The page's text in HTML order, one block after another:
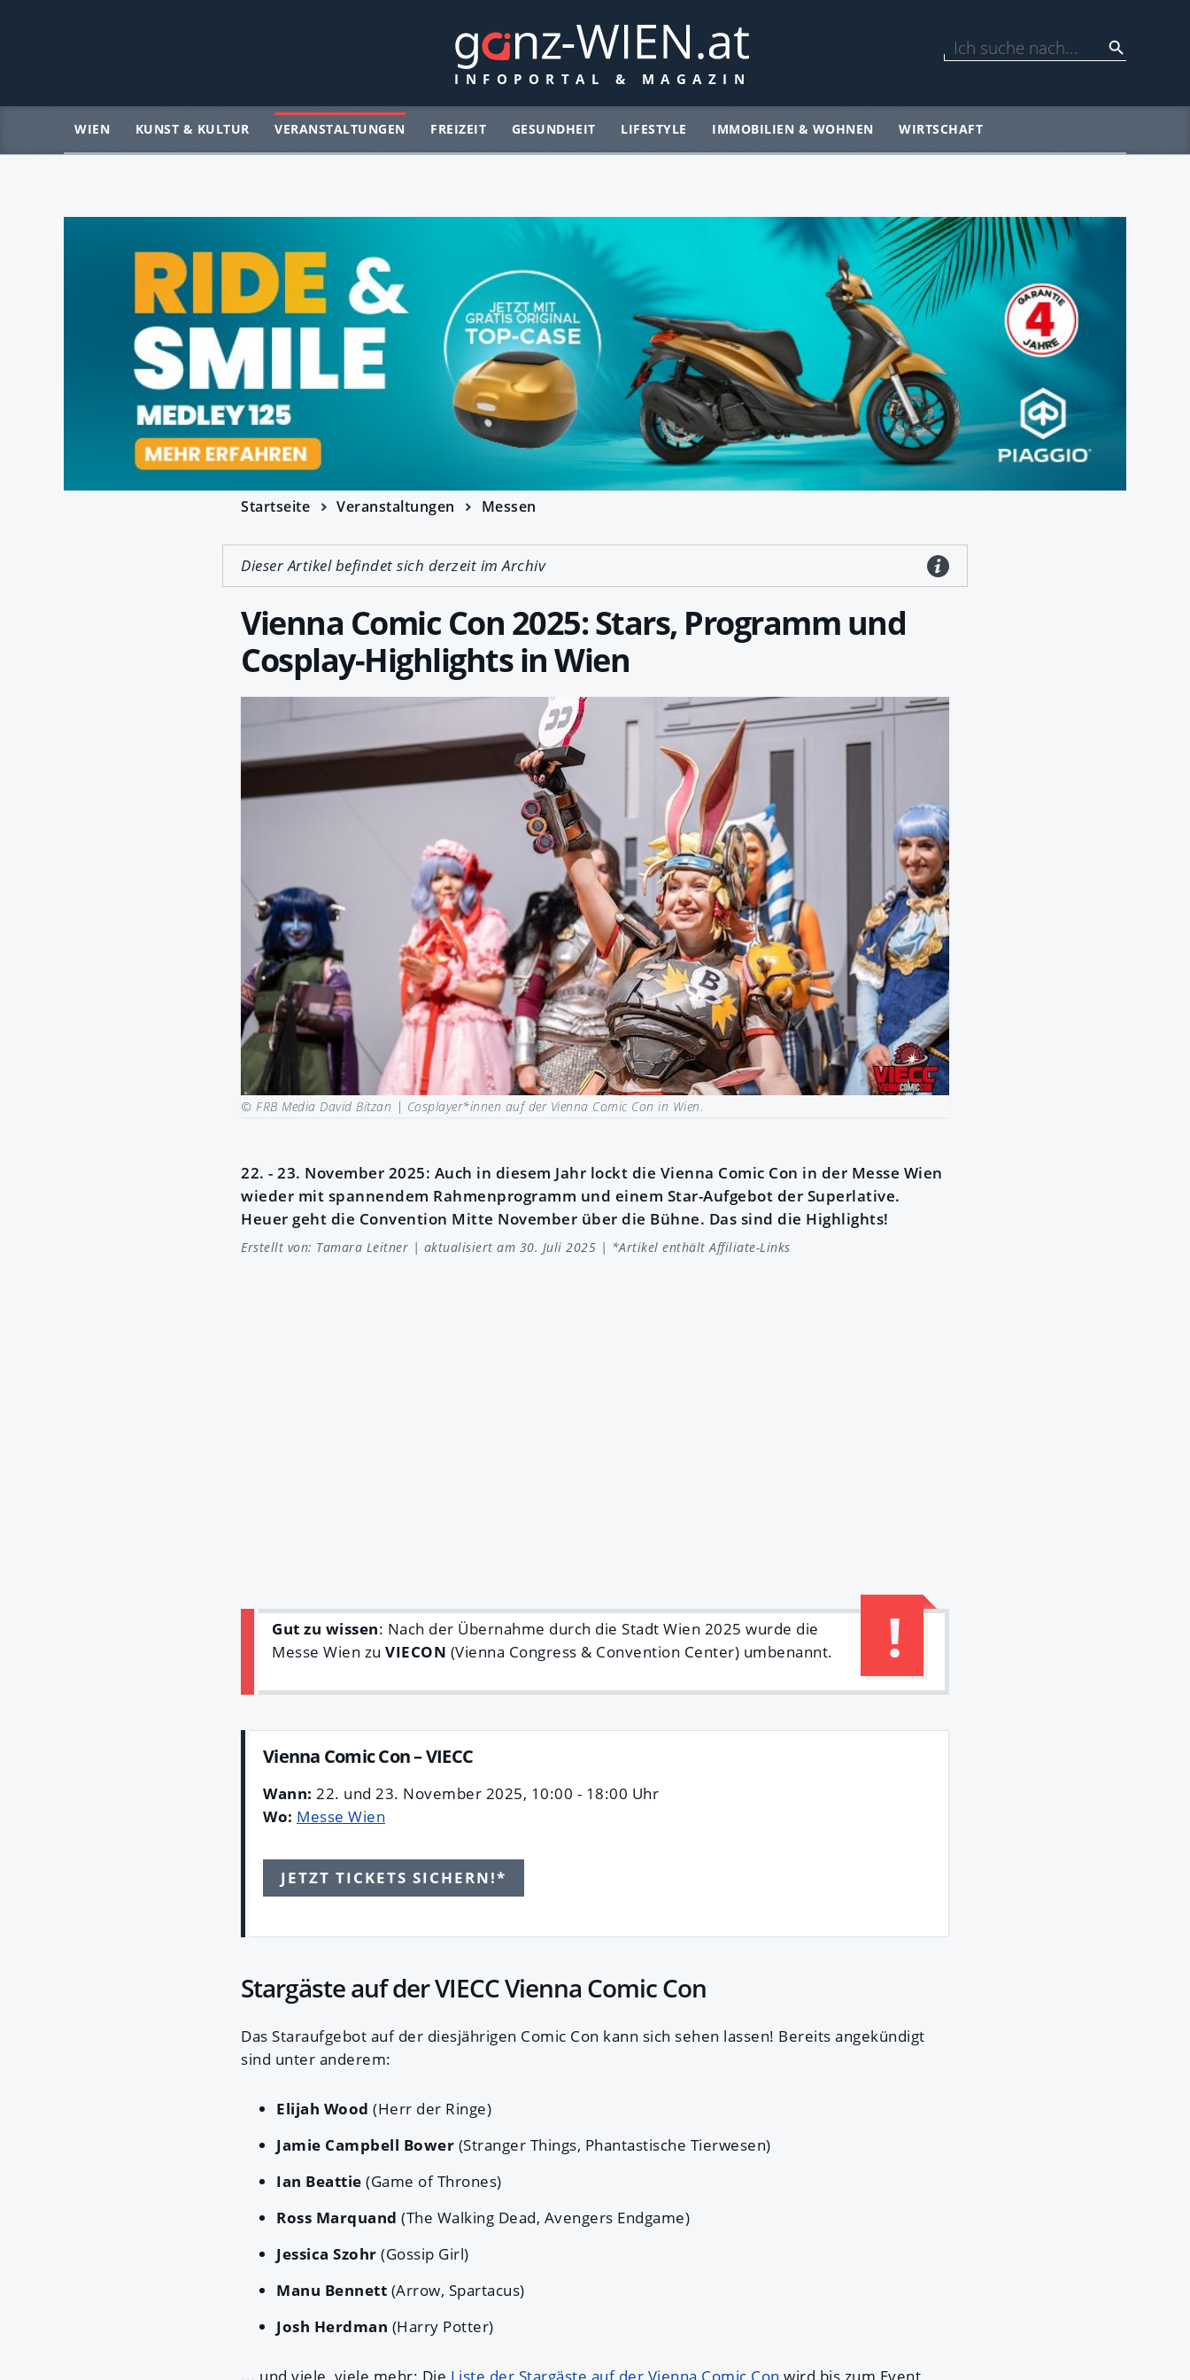
WIEN KUNST & KULTUR VERANSTALTUNGEN FREIZEIT GESUNDHEIT LIFESTYLE IMMOBILIEN & WOHNEN WIRTSCHAFT
Startseite Veranstaltungen Messen
Dieser Artikel befindet sich derzeit im Archiv
Vienna Comic Con 2025: Stars, Programm und
Cosplay-Highlights in Wien
© FRB Media David Bitzan | Cosplayer*innen auf der Vienna Comic Con in Wien.
22. - 23. November 2025: Auch in diesem Jahr lockt die Vienna Comic Con in der Messe Wien
wieder mit spannendem Rahmenprogramm und einem Star-Aufgebot der Superlative.
Heuer geht die Convention Mitte November über die Bühne. Das sind die Highlights!
Erstellt von: Tamara Leitner | aktualisiert am 30. Juli 2025 | *Artikel enthält Affiliate-Links
Gut zu wissen: Nach der Übernahme durch die Stadt Wien 2025 wurde die
Messe Wien zu VIECON (Vienna Congress & Convention Center) umbenannt.
Vienna Comic Con – VIECC
Wann: 22. und 23. November 2025, 10:00 - 18:00 Uhr
Wo: Messe Wien
JETZT TICKETS SICHERN!*
Stargäste auf der VIECC Vienna Comic Con
Das Staraufgebot auf der diesjährigen Comic Con kann sich sehen lassen! Bereits angekündigt
sind unter anderem:
Elijah Wood (Herr der Ringe)
Jamie Campbell Bower (Stranger Things, Phantastische Tierwesen)
Ian Beattie (Game of Thrones)
Ross Marquand (The Walking Dead, Avengers Endgame)
Jessica Szohr (Gossip Girl)
Manu Bennett (Arrow, Spartacus)
Josh Herdman (Harry Potter)